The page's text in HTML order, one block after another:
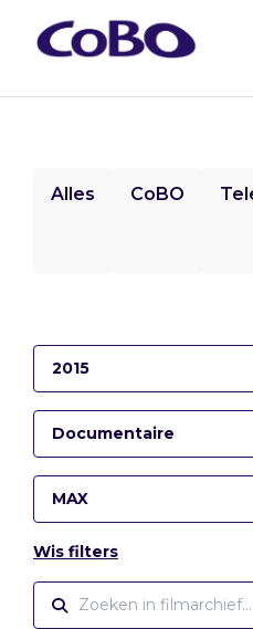
Alles CoBO
2015
Documentaire
MAX
Wis filters